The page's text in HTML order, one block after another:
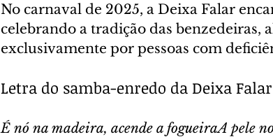
No carnaval de 2025, a Deixa Falar
celebrando a tradição das benzedeiras,
exclusivamente por pessoas com
Letra do samba-enredo da Deixa Falar
É nó na madeira, acende a fogueiraA pele